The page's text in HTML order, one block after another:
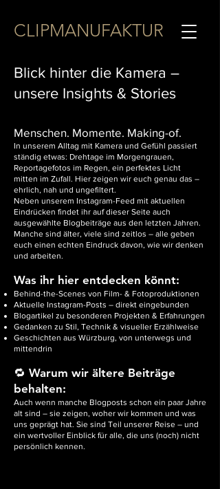
CLIPMANUFAKTUR
Blick hinter die Kamera –
unsere Insights & Stories
Menschen. Momente. Making-of.
In unserem Alltag mit Kamera und Gefühl passiert
ständig etwas: Drehtage im Morgengrauen,
Reportagefotos im Regen, ein perfektes Licht
mitten im Zufall. Hier zeigen wir euch genau das –
ehrlich, nah und ungefiltert.
Neben unserem Instagram-Feed mit aktuellen
Eindrücken findet ihr auf dieser Seite auch
ausgewählte Blogbeiträge aus den letzten Jahren.
Manche sind älter, viele sind zeitlos – alle geben
euch einen echten Eindruck davon, wie wir denken
und arbeiten.
Was ihr hier entdecken könnt:
Behind-the-Scenes von Film- & Fotoproduktionen
Aktuelle Instagram-Posts – direkt eingebunden
Blogartikel zu besonderen Projekten & Erfahrungen
Gedanken zu Stil, Technik & visueller Erzählweise
Geschichten aus Würzburg, von unterwegs und
mittendrin
🔁 Warum wir ältere Beiträge
behalten:
Auch wenn manche Blogposts schon ein paar Jahre
alt sind – sie zeigen, woher wir kommen und was
uns geprägt hat. Sie sind Teil unserer Reise – und
ein wertvoller Einblick für alle, die uns (noch) nicht
persönlich kennen.